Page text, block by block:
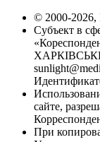
© 2000-2026,
Субъект в
ХАРКІВСЬКЕ
сайте,
При